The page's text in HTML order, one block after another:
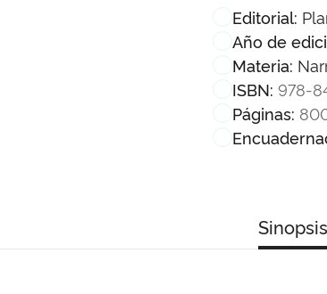
Editorial:
Año de
Materia:
ISBN: 978-
Páginas:
Sinopsis